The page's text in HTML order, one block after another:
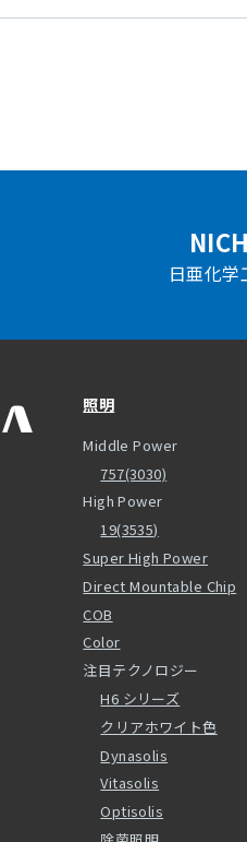
日亜化
照明
Middle Power
757(3030)
High Power
19(3535)
Super High Power
Direct Mountable Chip
COB
Color
注目テクノロジー
H6 シリーズ
クリアホワイト色
Dynasolis
Vitasolis
Optisolis